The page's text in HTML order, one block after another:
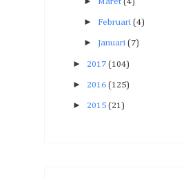
► Februari (4)
► Januari (7)
► 2017 (104)
► 2016 (125)
► 2015 (21)